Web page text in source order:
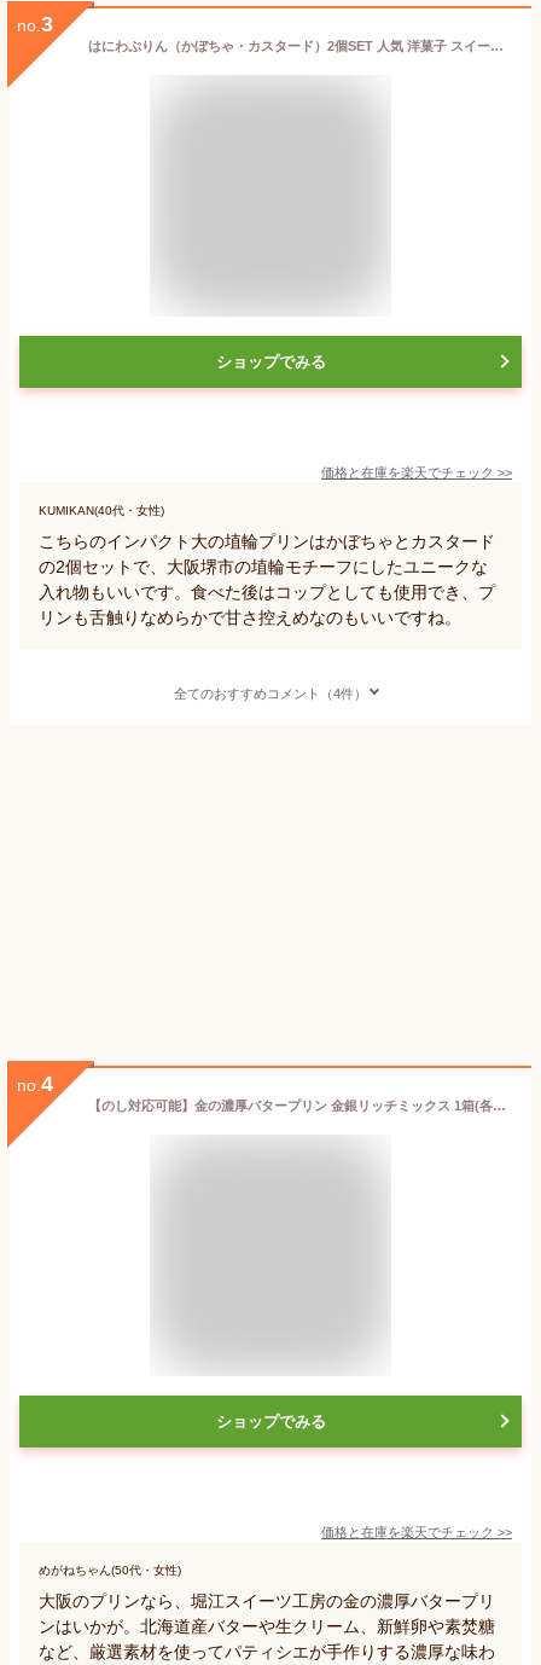
no. 3
はにわぷりん（かぼちゃ・カスタード）2個SET 人気 洋菓子 スイーツ プチギフト お取り寄せ ギフト 大阪土産 古墳 埴輪 陶器 歴史 世界遺産 お礼 誕生日プレゼント 贈答 ご当地スイーツ 出産祝い 内祝い 節句 母の日 父の日 御中元 ホワイトデー
ショップでみる
価格と在庫を楽天でチェック >>
KUMIKAN(40代・女性)
こちらのインパクト大の埴輪プリンはかぼちゃとカスタード
の2個セットで、大阪堺市の埴輪モチーフにしたユニークな
入れ物もいいです。食べた後はコップとしても使用でき、プ
リンも舌触りなめらかで甘さ控えめなのもいいですね。
全てのおすすめコメント（4件）
no. 4
【のし対応可能】金の濃厚バタープリン 金銀リッチミックス 1箱(各3個入) 堀江スイーツ工房
ショップでみる
価格と在庫を楽天でチェック >>
めがねちゃん(50代・女性)
大阪のプリンなら、堀江スイーツ工房の金の濃厚バタープリ
ンはいかが。北海道産バターや生クリーム、新鮮卵や素焚糖
など、厳選素材を使ってパティシエが手作りする濃厚な味わ